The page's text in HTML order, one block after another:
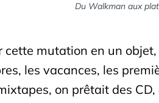
Du Walkman aux
cette mutation en un
les vacances, les
on prêtait des